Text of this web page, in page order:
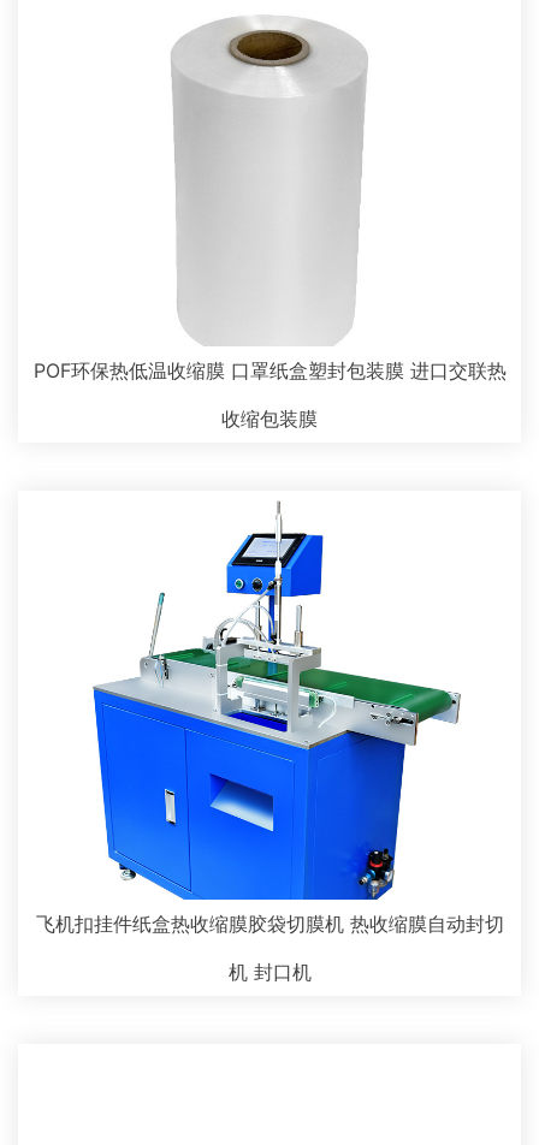
POF环保热低温收缩膜 口罩纸盒塑封包装膜 进口交联热
收缩包装膜
飞机扣挂件纸盒热收缩膜胶袋切膜机 热收缩膜自动封切
机 封口机